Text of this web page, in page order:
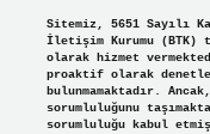
Sitemiz, 5651 Sayılı
İletişim Kurumu (BTK)
olarak hizmet
proaktif olarak
bulunmamaktadır.
sorumluluğunu
sorumluluğu kabul